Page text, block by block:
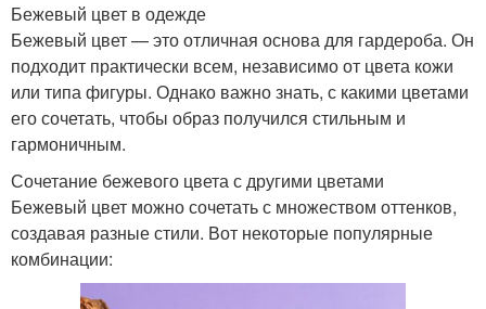
Бежевый цвет в одежде
Бежевый цвет — это отличная основа для гардероба. Он
подходит практически всем, независимо от цвета кожи
или типа фигуры. Однако важно знать, с какими цветами
его сочетать, чтобы образ получился стильным и
гармоничным.
Сочетание бежевого цвета с другими цветами
Бежевый цвет можно сочетать с множеством оттенков,
создавая разные стили. Вот некоторые популярные
комбинации: